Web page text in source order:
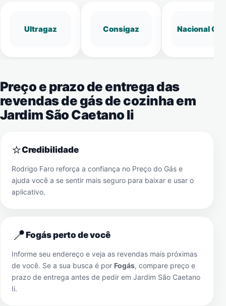
Ultragaz Consigaz Nacional Gás
Preço e prazo de entrega das
revendas de gás de cozinha em
Jardim São Caetano Ii
⭐Credibilidade
Rodrigo Faro reforça a confiança no Preço do Gás e
ajuda você a se sentir mais seguro para baixar e usar o
aplicativo.
📍Fogás perto de você
Informe seu endereço e veja as revendas mais próximas
de você. Se a sua busca é por Fogás, compare preço e
prazo de entrega antes de pedir em Jardim São Caetano
Ii.